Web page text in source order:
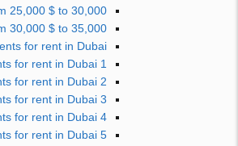
$ to 30,000 $
$ to 35,000 $
for rent in Dubai
1 bedroom apartments for rent in Dubai
2 bedrooms apartments for rent in Dubai
3 bedrooms apartments for rent in Dubai
4 bedrooms apartments for rent in Dubai
5 bedrooms apartments for rent in Dubai